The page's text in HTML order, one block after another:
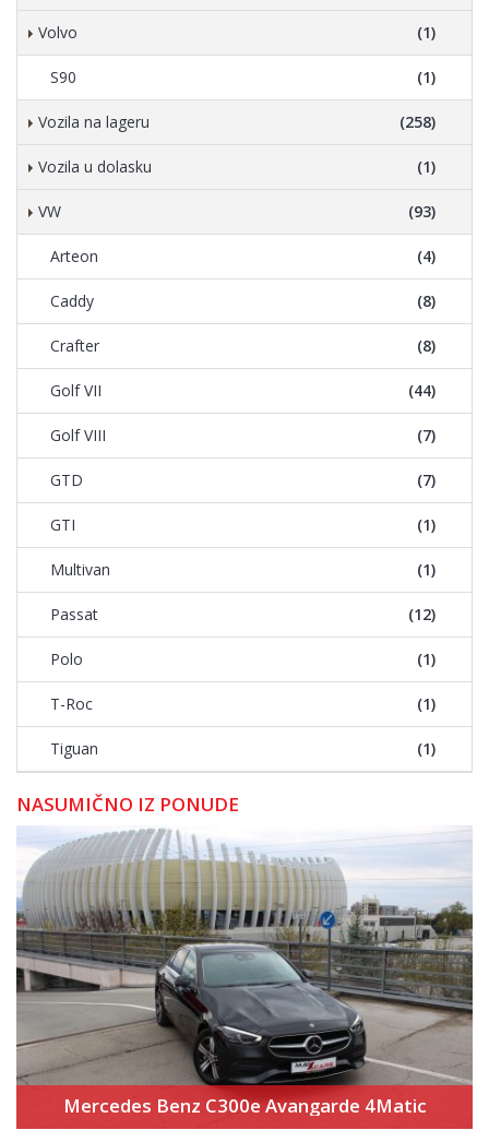
Volvo (1)
S90 (1)
Vozila na lageru (258)
Vozila u dolasku (1)
VW (93)
Arteon (4)
Caddy (8)
Crafter (8)
Golf VII (44)
Golf VIII (7)
GTD (7)
GTI (1)
Multivan (1)
Passat (12)
Polo (1)
T-Roc (1)
Tiguan (1)
NASUMIČNO IZ PONUDE
Mercedes Benz C300e Avangarde 4Matic